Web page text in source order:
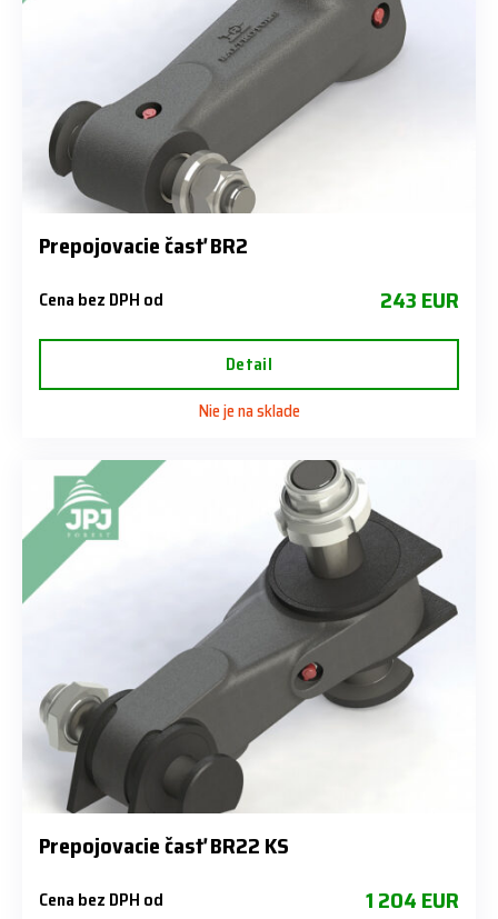
Prepojovacie časť BR2
Cena bez DPH od 243 EUR
Detail
Nie je na sklade
Prepojovacie časť BR22 KS
Cena bez DPH od 1 204 EUR